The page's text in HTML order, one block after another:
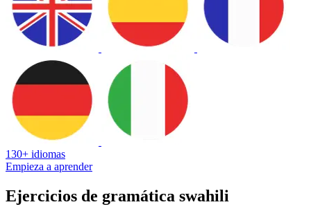
130+ idiomas
Empieza a aprender
Ejercicios de gramática swahili